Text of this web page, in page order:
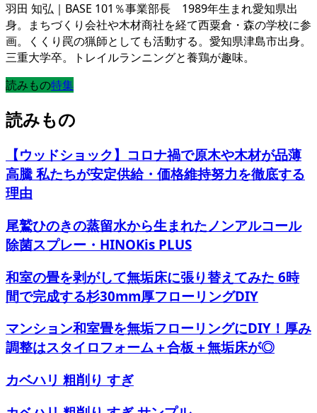
羽田 知弘｜BASE 101％事業部長 1989年生まれ愛知県出
身。まちづくり会社や木材商社を経て西粟倉・森の学校に参
画。くくり罠の猟師としても活動する。愛知県津島市出身。
三重大学卒。トレイルランニングと養鶏が趣味。
読みもの特集
読みもの
【ウッドショック】コロナ禍で原木や木材が品薄
高騰 私たちが安定供給・価格維持努力を徹底する
理由
尾鷲ひのきの蒸留水から生まれたノンアルコール
除菌スプレー・HINOKis PLUS
和室の畳を剥がして無垢床に張り替えてみた 6時
間で完成する杉30mm厚フローリングDIY
マンション和室畳を無垢フローリングにDIY！厚み
調整はスタイロフォーム＋合板＋無垢床が◎
カベハリ 粗削り すぎ